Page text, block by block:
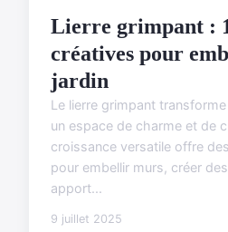
Lierre grimpant :
créatives pour
jardin
Le lierre grimpant
un espace de charme et de
croissance versatile offre
pour embellir murs, créer
apport...
9 juillet 2025